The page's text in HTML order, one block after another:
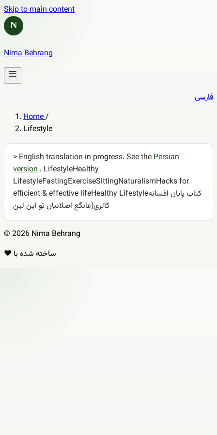
Skip to main content
N
Nima Behrang
فارسی
Home/
Lifestyle
> English translation in progress. See thePersian
version . LifestyleHealthy
LifestyleFastingExerciseSittingNaturalismHacks for
efficient & effective lifeHealthy Lifestyleکتاب پایان افسانه
کالری(عانگع اصلانیان تو این لین
© 2026 Nima Behrang
ساخته شده با ❤️